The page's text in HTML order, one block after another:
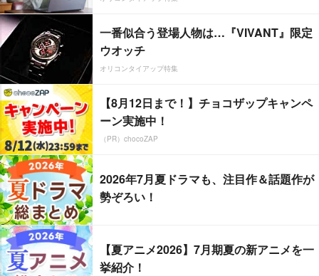
一番似合う登場人物は…『VIVANT』限定
ウオッチ
オリコンタイアップ特集
【8月12日まで！】チョコザップキャンペ
ーン実施中！
（PR）chocoZAP
2026年7月夏ドラマも、注目作＆話題作が
勢ぞろい！
【夏アニメ2026】7月期夏の新アニメを一
挙紹介！